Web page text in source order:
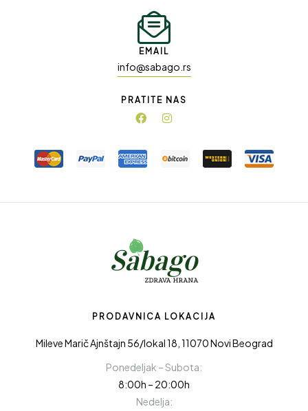
EMAIL
info@sabago.rs
PRATITE NAS
PRODAVNICA LOKACIJA
Mileve Marič Ajnštajn 56/lokal 18, 11070 Novi Beograd
Ponedeljak – Subota:
8:00h – 20:00h
Nedelja: